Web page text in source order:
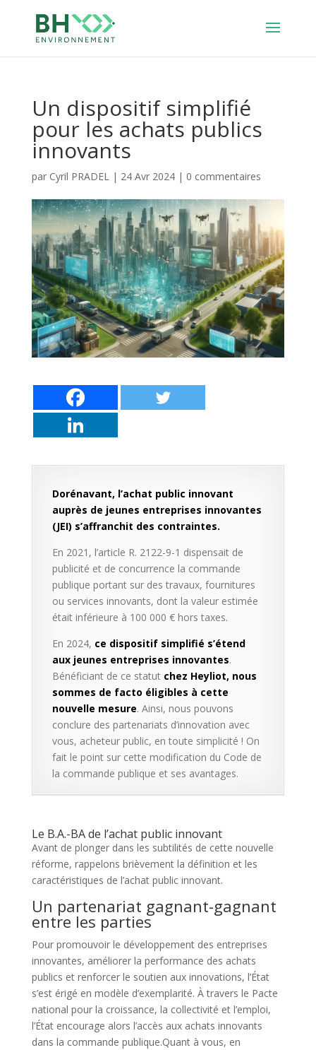
Un dispositif simplifié
pour les achats publics
innovants
par Cyril PRADEL| 24 Avr 2024| 0 commentaires
Dorénavant, l’achat public innovant
auprès de jeunes entreprises innovantes
(JEI) s’affranchit des contraintes.
En 2021, l’article R. 2122-9-1 dispensait de
publicité et de concurrence la commande
publique portant sur des travaux, fournitures
ou services innovants, dont la valeur estimée
était inférieure à 100 000 € hors taxes.
En 2024, ce dispositif simplifié s’étend
aux jeunes entreprises innovantes.
Bénéficiant de ce statut chez Heyliot, nous
sommes de facto éligibles à cette
nouvelle mesure. Ainsi, nous pouvons
conclure des partenariats d’innovation avec
vous, acheteur public, en toute simplicité ! On
fait le point sur cette modification du Code de
la commande publique et ses avantages.
Le B.A.-BA de l’achat public innovant
Avant de plonger dans les subtilités de cette nouvelle
réforme, rappelons brièvement la définition et les
caractéristiques de l’achat public innovant.
Un partenariat gagnant-gagnant
entre les parties
Pour promouvoir le développement des entreprises
innovantes, améliorer la performance des achats
publics et renforcer le soutien aux innovations, l’État
s’est érigé en modèle d’exemplarité. À travers le Pacte
national pour la croissance, la collectivité et l’emploi,
l’État encourage alors l’accès aux achats innovants
dans la commande publique.Quant à vous, en